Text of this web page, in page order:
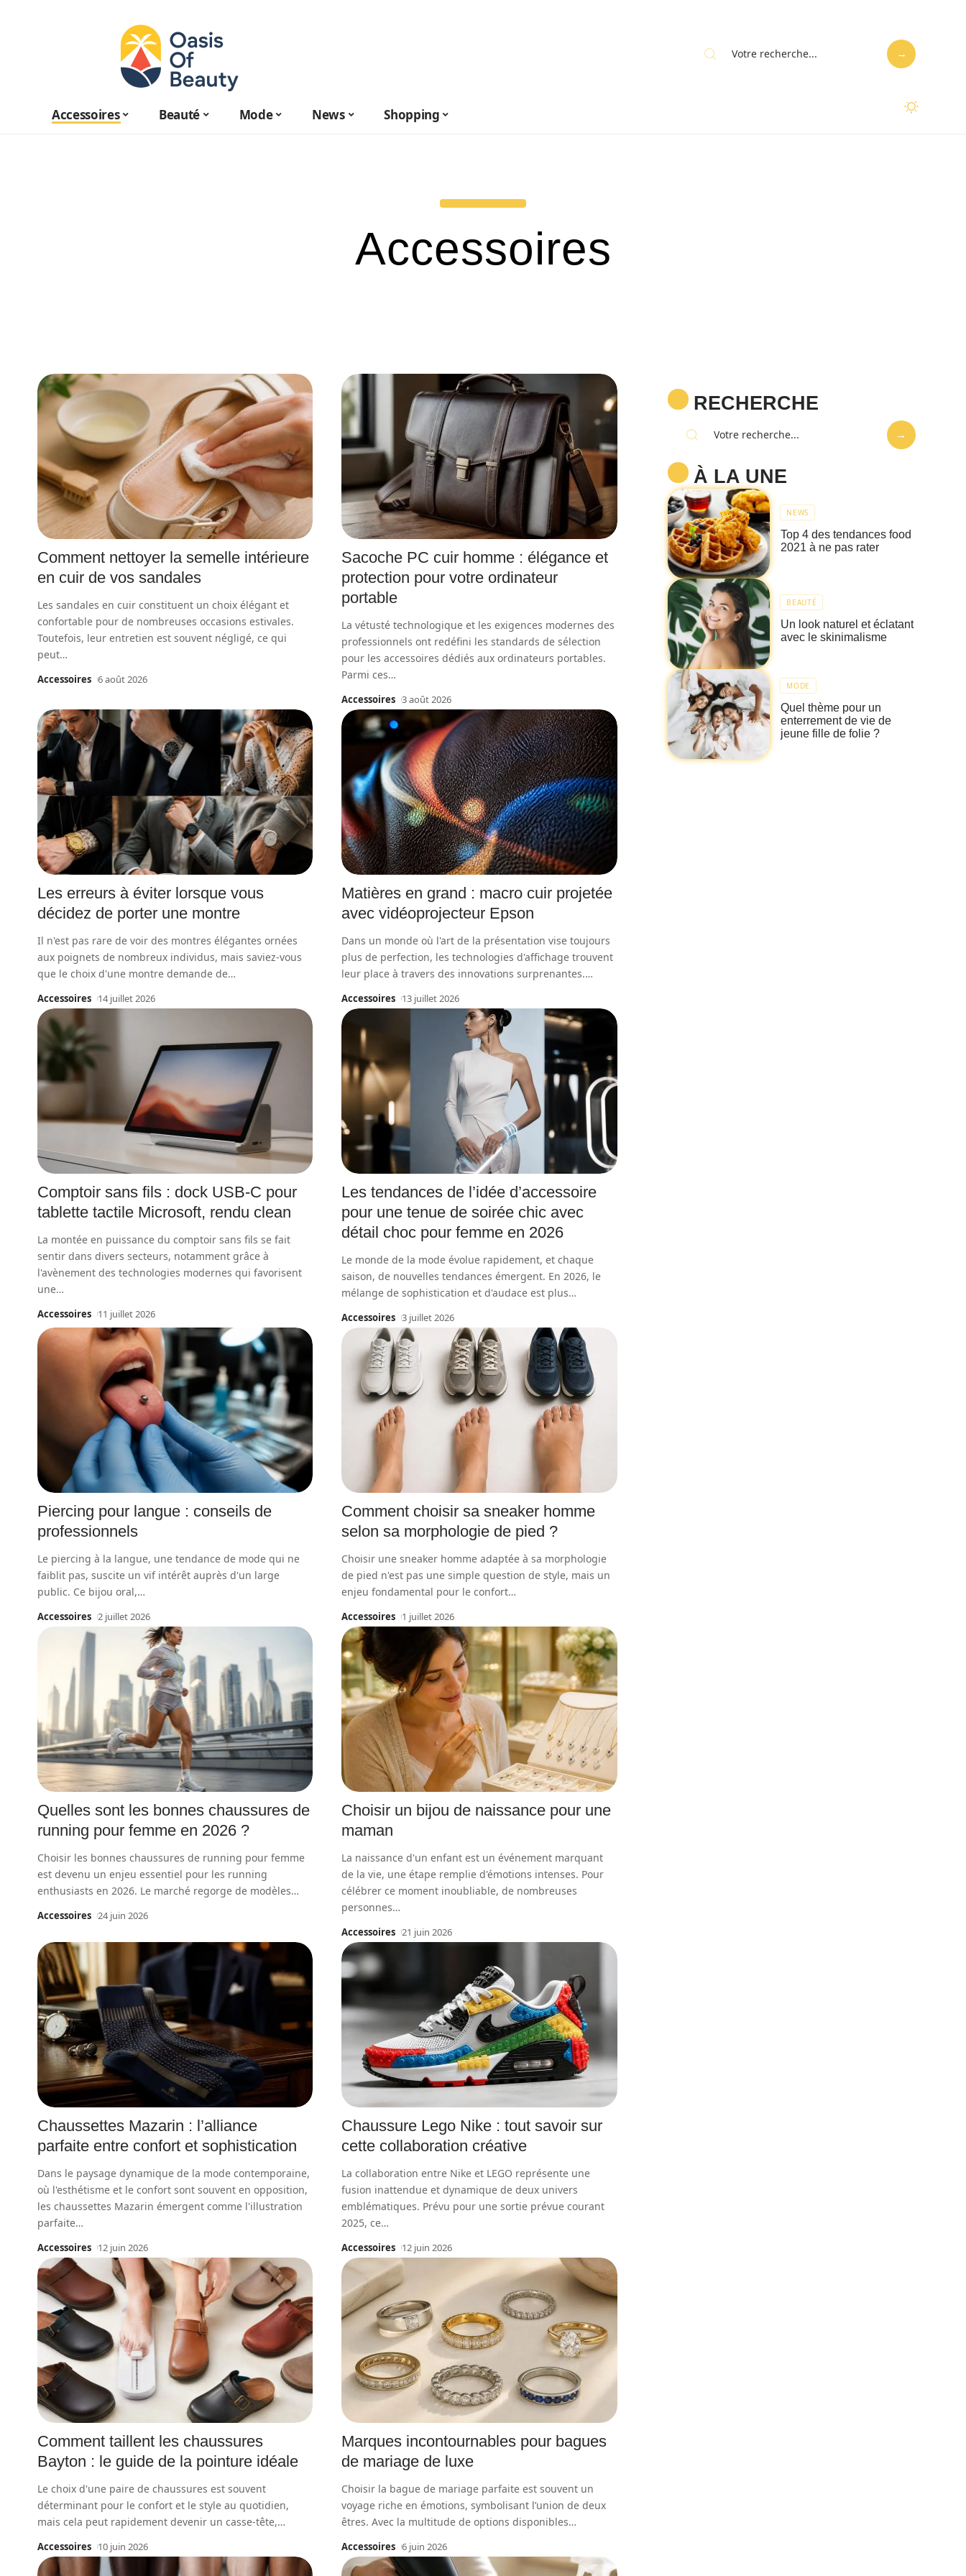
Accessoires Beauté Mode News Shopping
Accessoires
Comment nettoyer la semelle intérieure
en cuir de vos sandales
Les sandales en cuir constituent un choix élégant et
confortable pour de nombreuses occasions estivales.
Toutefois, leur entretien est souvent négligé, ce qui
peut…
Accessoires 6 août 2026
Sacoche PC cuir homme : élégance et
protection pour votre ordinateur
portable
La vétusté technologique et les exigences modernes des
professionnels ont redéfini les standards de sélection
pour les accessoires dédiés aux ordinateurs portables.
Parmi ces…
Accessoires 3 août 2026
Les erreurs à éviter lorsque vous
décidez de porter une montre
Il n'est pas rare de voir des montres élégantes ornées
aux poignets de nombreux individus, mais saviez-vous
que le choix d'une montre demande de…
Accessoires 14 juillet 2026
Matières en grand : macro cuir projetée
avec vidéoprojecteur Epson
Dans un monde où l'art de la présentation vise toujours
plus de perfection, les technologies d'affichage trouvent
leur place à travers des innovations surprenantes.…
Accessoires 13 juillet 2026
Comptoir sans fils : dock USB-C pour
tablette tactile Microsoft, rendu clean
La montée en puissance du comptoir sans fils se fait
sentir dans divers secteurs, notamment grâce à
l'avènement des technologies modernes qui favorisent
une…
Accessoires 11 juillet 2026
Les tendances de l’idée d’accessoire
pour une tenue de soirée chic avec
détail choc pour femme en 2026
Le monde de la mode évolue rapidement, et chaque
saison, de nouvelles tendances émergent. En 2026, le
mélange de sophistication et d'audace est plus…
Accessoires 3 juillet 2026
Piercing pour langue : conseils de
professionnels
Le piercing à la langue, une tendance de mode qui ne
faiblit pas, suscite un vif intérêt auprès d'un large
public. Ce bijou oral,…
Accessoires 2 juillet 2026
Comment choisir sa sneaker homme
selon sa morphologie de pied ?
Choisir une sneaker homme adaptée à sa morphologie
de pied n'est pas une simple question de style, mais un
enjeu fondamental pour le confort…
Accessoires 1 juillet 2026
Quelles sont les bonnes chaussures de
running pour femme en 2026 ?
Choisir les bonnes chaussures de running pour femme
est devenu un enjeu essentiel pour les running
enthusiasts en 2026. Le marché regorge de modèles…
Accessoires 24 juin 2026
Choisir un bijou de naissance pour une
maman
La naissance d'un enfant est un événement marquant
de la vie, une étape remplie d'émotions intenses. Pour
célébrer ce moment inoubliable, de nombreuses
personnes…
Accessoires 21 juin 2026
Chaussettes Mazarin : l’alliance
parfaite entre confort et sophistication
Dans le paysage dynamique de la mode contemporaine,
où l'esthétisme et le confort sont souvent en opposition,
les chaussettes Mazarin émergent comme l'illustration
parfaite…
Accessoires 12 juin 2026
Chaussure Lego Nike : tout savoir sur
cette collaboration créative
La collaboration entre Nike et LEGO représente une
fusion inattendue et dynamique de deux univers
emblématiques. Prévu pour une sortie prévue courant
2025, ce…
Accessoires 12 juin 2026
Comment taillent les chaussures
Bayton : le guide de la pointure idéale
Le choix d'une paire de chaussures est souvent
déterminant pour le confort et le style au quotidien,
mais cela peut rapidement devenir un casse-tête,…
Accessoires 10 juin 2026
Marques incontournables pour bagues
de mariage de luxe
Choisir la bague de mariage parfaite est souvent un
voyage riche en émotions, symbolisant l’union de deux
êtres. Avec la multitude de options disponibles…
Accessoires 6 juin 2026
RECHERCHE
À LA UNE
NEWS
Top 4 des tendances food
2021 à ne pas rater
BEAUTÉ
Un look naturel et éclatant
avec le skinimalisme
MODE
Quel thème pour un
enterrement de vie de
jeune fille de folie ?